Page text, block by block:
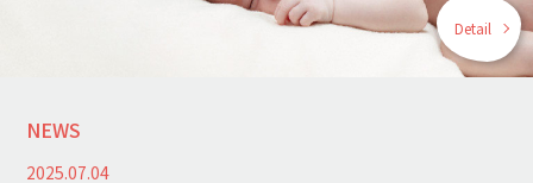
Detail
NEWS
2025.07.04